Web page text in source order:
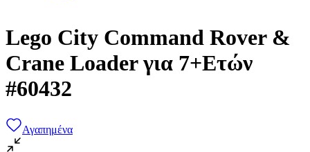
Lego City Command Rover &
Crane Loader για 7+Ετών
#60432
Αγαπημένα